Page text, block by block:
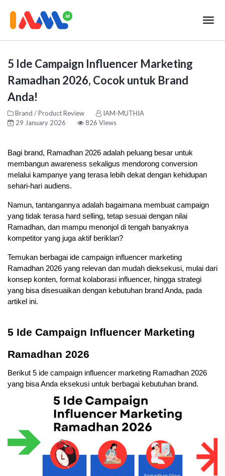
5 Ide Campaign Influencer Marketing
Ramadhan 2026, Cocok untuk Brand
Anda!
Brand / Product Review
IAM-MUTHIA
29 January 2026
826 Views
Bagi brand, Ramadhan 2026 adalah peluang besar untuk
membangun awareness sekaligus mendorong conversion
melalui kampanye yang terasa lebih dekat dengan kehidupan
sehari-hari audiens.
Namun, tantangannya adalah bagaimana membuat campaign
yang tidak terasa hard selling, tetap sesuai dengan nilai
Ramadhan, dan mampu menonjol di tengah banyaknya
kompetitor yang juga aktif beriklan?
Temukan berbagai ide campaign influencer marketing
Ramadhan 2026 yang relevan dan mudah dieksekusi, mulai dari
konsep konten, format kolaborasi influencer, hingga strategi
yang bisa disesuaikan dengan kebutuhan brand Anda, pada
artikel ini.
5 Ide Campaign Influencer Marketing
Ramadhan 2026
Berikut 5 ide campaign influencer marketing Ramadhan 2026
yang bisa Anda eksekusi untuk berbagai kebutuhan brand.